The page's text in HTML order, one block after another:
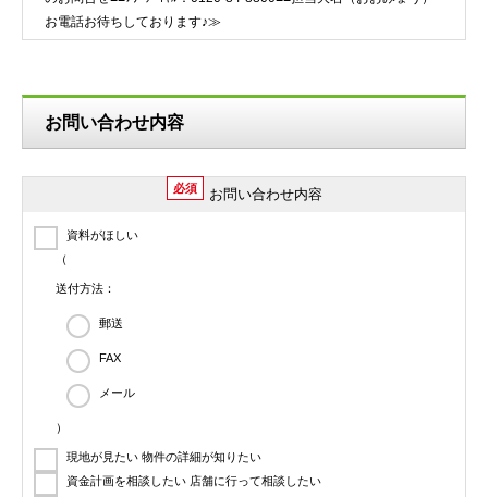
お電話お待ちしております♪≫
お問い合わせ内容
必須 お問い合わせ内容
資料がほしい
（
送付方法：
郵送
FAX
メール
）
現地が見たい 物件の詳細が知りたい
資金計画を相談したい 店舗に行って相談したい